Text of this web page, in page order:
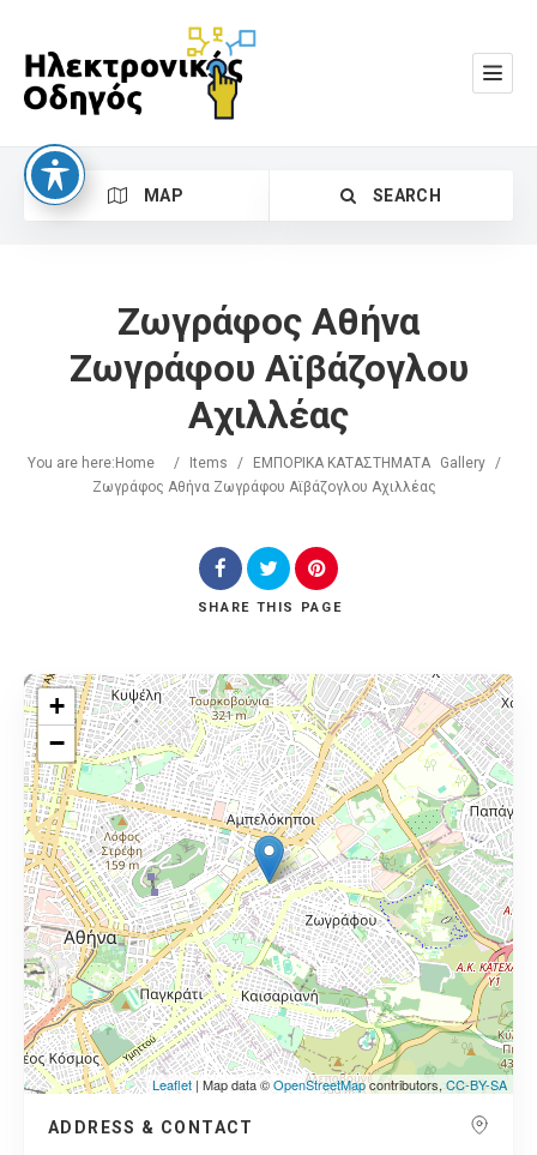
MAP SEARCH
Search
Ζωγράφος Αθήνα
Ζωγράφου Αϊβάζογλου
Αχιλλέας
You are here: Home / Items / ΕΜΠΟΡΙΚΑ ΚΑΤΑΣΤΗΜΑΤΑ Gallery
/
Ζωγράφος Αθήνα Ζωγράφου Αϊβάζογλου Αχιλλέας
SHARE THIS PAGE
+
−
Leaflet | Map data ©OpenStreetMapcontributors,CC-BY-SA
ADDRESS & CONTACT